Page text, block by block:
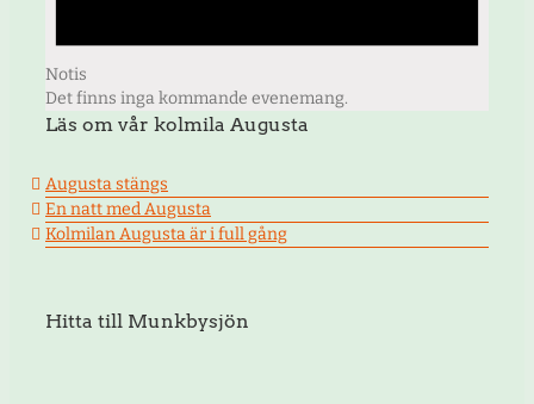
Notis
Det finns inga kommande evenemang.
Läs om vår kolmila Augusta
Augusta stängs
En natt med Augusta
Kolmilan Augusta är i full gång
Hitta till Munkbysjön